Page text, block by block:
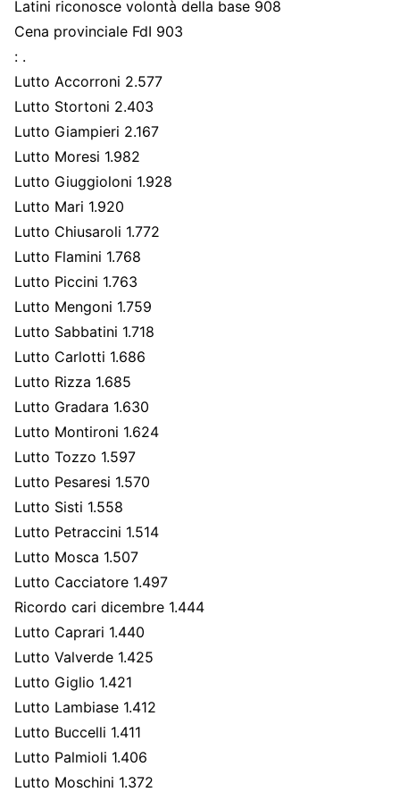
Latini riconosce volontà della base 908
Cena provinciale FdI 903
: .
Lutto Accorroni 2.577
Lutto Stortoni 2.403
Lutto Giampieri 2.167
Lutto Moresi 1.982
Lutto Giuggioloni 1.928
Lutto Mari 1.920
Lutto Chiusaroli 1.772
Lutto Flamini 1.768
Lutto Piccini 1.763
Lutto Mengoni 1.759
Lutto Sabbatini 1.718
Lutto Carlotti 1.686
Lutto Rizza 1.685
Lutto Gradara 1.630
Lutto Montironi 1.624
Lutto Tozzo 1.597
Lutto Pesaresi 1.570
Lutto Sisti 1.558
Lutto Petraccini 1.514
Lutto Mosca 1.507
Lutto Cacciatore 1.497
Ricordo cari dicembre 1.444
Lutto Caprari 1.440
Lutto Valverde 1.425
Lutto Giglio 1.421
Lutto Lambiase 1.412
Lutto Buccelli 1.411
Lutto Palmioli 1.406
Lutto Moschini 1.372